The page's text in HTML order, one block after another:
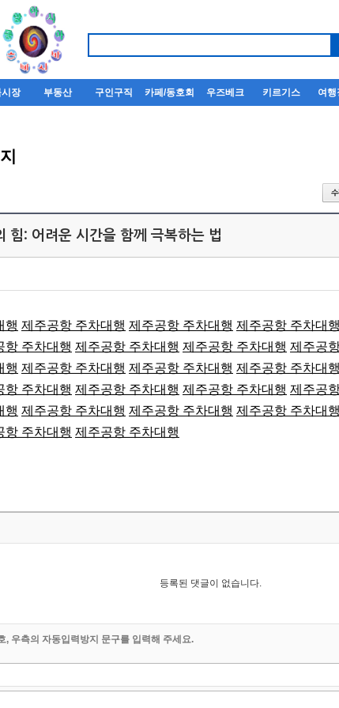
시장 부동산 구인구직 카페/동호회 우즈베크 키르기스 여행
힘: 어려운 시간을 함께 극복하는 법
행 제주공항 주차대행 제주공항 주차대행 제주공항 주차대행
항 주차대행 제주공항 주차대행 제주공항 주차대행 제주공
행 제주공항 주차대행 제주공항 주차대행 제주공항 주차대행
항 주차대행 제주공항 주차대행 제주공항 주차대행 제주공
행 제주공항 주차대행 제주공항 주차대행 제주공항 주차대행
항 주차대행 제주공항 주차대행
등록된 댓글이 없습니다.
, 우측의 자동입력방지 문구를 입력해 주세요.